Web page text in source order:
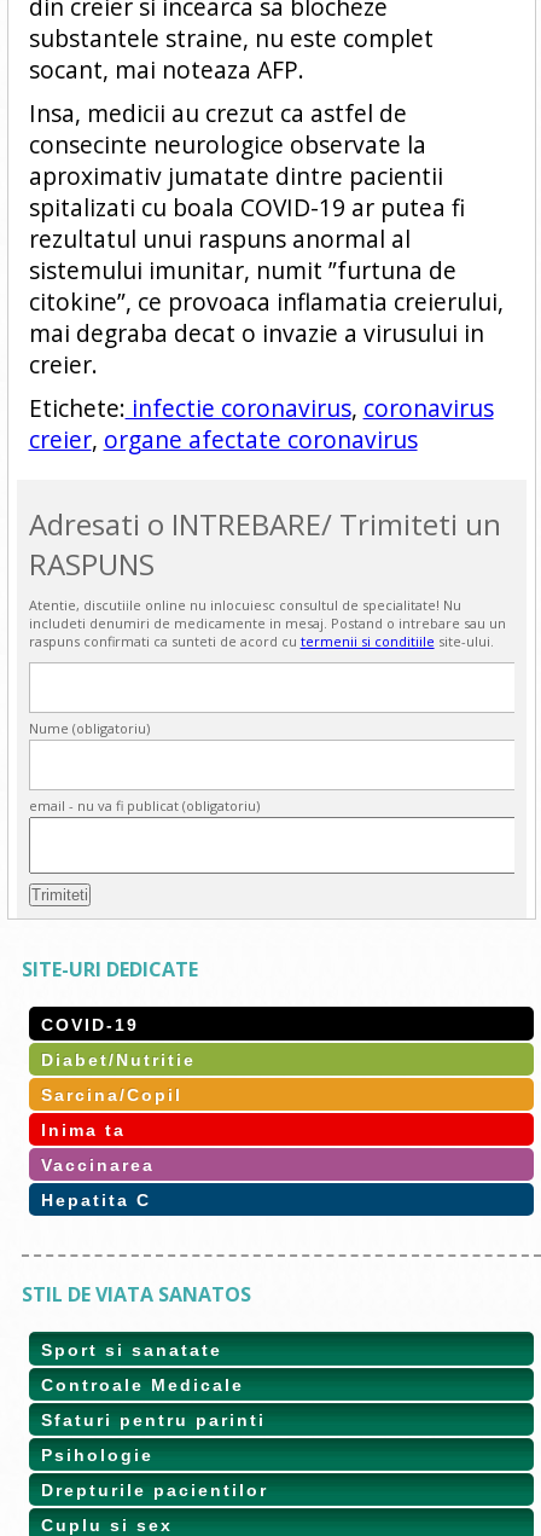
substantele straine, nu este complet
socant, mai noteaza AFP.
Insa, medicii au crezut ca astfel de
consecinte neurologice observate la
aproximativ jumatate dintre pacientii
spitalizati cu boala COVID-19 ar putea fi
rezultatul unui raspuns anormal al
sistemului imunitar, numit ”furtuna de
citokine”, ce provoaca inflamatia creierului,
mai degraba decat o invazie a virusului in
creier.
Etichete: infectie coronavirus, coronavirus
creier, organe afectate coronavirus
Adresati o INTREBARE/ Trimiteti un
RASPUNS
Atentie, discutiile online nu inlocuiesc consultul de specialitate! Nu
includeti denumiri de medicamente in mesaj. Postand o intrebare sau un
raspuns confirmati ca sunteti de acord cu termenii si conditiile site-ului.
Nume (obligatoriu)
email - nu va fi publicat (obligatoriu)
SITE-URI DEDICATE
COVID-19
Diabet/Nutritie
Sarcina/Copil
Inima ta
Vaccinarea
Hepatita C
STIL DE VIATA SANATOS
Sport si sanatate
Controale Medicale
Sfaturi pentru parinti
Psihologie
Drepturile pacientilor
Cuplu si sex